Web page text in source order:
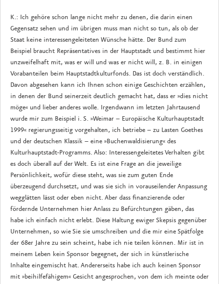
K.: Ich gehöre schon lange nicht mehr zu denen, die darin einen
Gegensatz sehen und im übrigen muss man nicht so tun, als ob der
Staat keine interessengeleiteten Wünsche hätte. Der Bund zum
Beispiel braucht Repräsentatives in der Hauptstadt und bestimmt hier
unzweifelhaft mit, was er will und was er nicht will, z. B. in einigen
Vorabanteilen beim Hauptstadtkulturfonds. Das ist doch verständlich.
Davon abgesehen kann ich Ihnen schon einige Geschichten erzählen,
in denen der Bund seinerzeit deutlich gemacht hat, dass er »dies nicht
möge« und lieber anderes wolle. Irgendwann im letzten Jahrtausend
wurde mir zum Beispiel i. S. »Weimar – Europäische Kulturhauptstadt
1999« regierungsseitig vorgehalten, ich betriebe – zu Lasten Goethes
und der deutschen Klassik – eine »Buchenwaldisierung« des
Kulturhauptstadt-Programms. Also: Interessengeleitetes Verhalten gibt
es doch überall auf der Welt. Es ist eine Frage an die jeweilige
Persönlichkeit, wofür diese steht, was sie zum guten Ende
überzeugend durchsetzt, und was sie sich in vorauseilender Anpassung
wegglätten lässt oder eben nicht. Aber dass finanzierende oder
fördernde Unternehmen hier Anlass zu Befürchtungen gäben, das
habe ich einfach nicht erlebt. Diese Haltung ewiger Skepsis gegenüber
Unternehmen, so wie Sie sie umschreiben und die mir eine Spätfolge
der 68er Jahre zu sein scheint, habe ich nie teilen können. Mir ist in
meinem Leben kein Sponsor begegnet, der sich in künstlerische
Inhalte eingemischt hat. Andererseits habe ich auch keinen Sponsor
mit »beihilfefähigem« Gesicht angesprochen, von dem ich meinte oder